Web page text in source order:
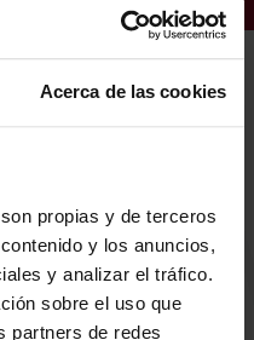
Acerca de las cookies
propias y de terceros
y los anuncios,
y analizar el tráfico.
sobre el uso que
partners de redes
del SASKI BASKONIA